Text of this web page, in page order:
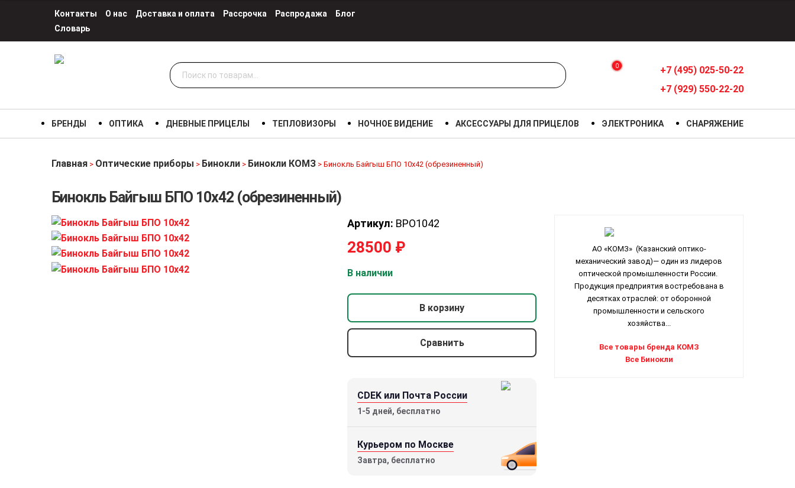
Контакты О нас Доставка и оплата Рассрочка Распродажа
Блог
Словарь
Искать: 0
+7 (495) 025-50-22
+7 (929) 550-22-20
БРЕНДЫ ОПТИКА ДНЕВНЫЕ ПРИЦЕЛЫ ТЕПЛОВИЗОРЫ НОЧНОЕ ВИДЕНИЕ АКСЕССУАРЫ ДЛЯ ПРИЦЕЛОВ ЭЛЕКТРОНИКА СНАРЯЖЕНИЕ
Главная > Оптические приборы > Бинокли > Бинокли КОМЗ > Бинокль Байгыш БПО 10х42 (обрезиненный)
Бинокль Байгыш БПО 10х42 (обрезиненный)
Артикул: BPO1042
28500 ₽
В наличии
В корзину
Сравнить
CDEK или Почта России
1-5 дней, бесплатно
Курьером по Москве
Завтра, бесплатно
АО «КОМЗ» (Казанский оптико-
механический завод)— один из лидеров
оптической промышленности России.
Продукция предприятия востребована в
десятках отраслей: от оборонной
промышленности и сельского
хозяйства...
Все товары бренда КОМЗ
Все Бинокли